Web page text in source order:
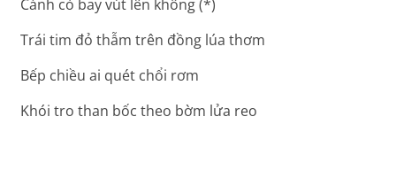
Cánh cò bay vút lên không (*)
Trái tim đỏ thẫm trên đồng lúa thơm
Bếp chiều ai quét chổi rơm
Khói tro than bốc theo bờm lửa reo